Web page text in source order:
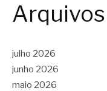
Arquivos
julho 2026
junho 2026
maio 2026